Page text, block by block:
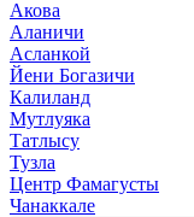
Акова
Аланичи
Асланкой
Йени Богазичи
Калиланд
Мутлуяка
Татлысу
Тузла
Центр Фамагусты
Чанаккале